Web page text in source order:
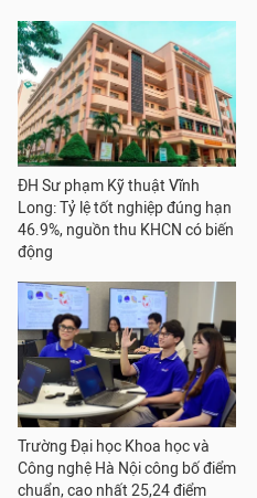
ĐH Sư phạm Kỹ thuật Vĩnh
Long: Tỷ lệ tốt nghiệp đúng hạn
46.9%, nguồn thu KHCN có biến
động
Trường Đại học Khoa học và
Công nghệ Hà Nội công bố điểm
chuẩn, cao nhất 25,24 điểm